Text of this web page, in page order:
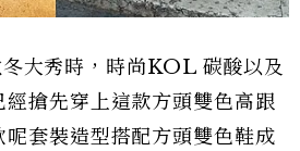
大秀時，時尚KOL 碳酸以及
搶先穿上這款方頭雙色高跟
套裝造型搭配方頭雙色鞋成